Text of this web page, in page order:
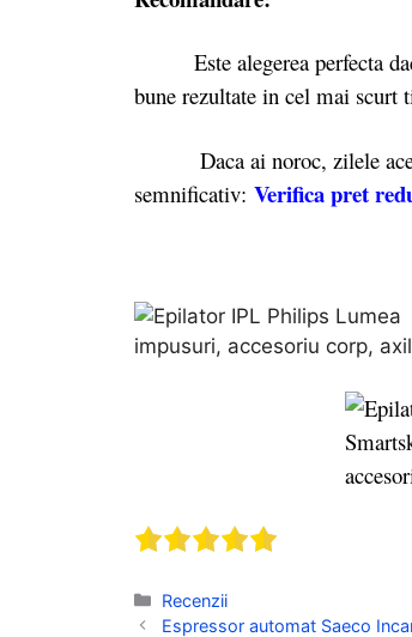
Este alegerea perfecta
bune rezultate in cel mai scurt
Daca ai noroc, zilele
semnificativ: Verifica pret
Categorii
Recenzii
Espressor automat Saeco